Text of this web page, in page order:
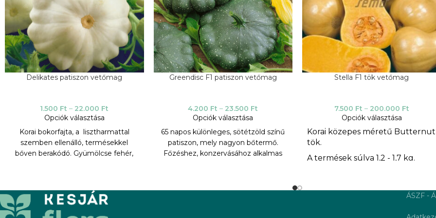
Delikates patiszon vetőmag
1.500 Ft – 22.000 Ft
Opciók választása
Korai bokorfajta, a lisztharmattal
szemben ellenálló, termésekkel
bőven berakódó. Gyümölcse fehér,
TERMESZTÉSI PARAMÉTEREK:
Greendisc F1 patiszon vetőmag
4.200 Ft – 23.500 Ft
Opciók választása
65 napos különleges, sötétzöld színű
patiszon, mely nagyon bőtermő.
Főzéshez, konzervásához alkalmas
Stella F1 tök vetőmag
7.500 Ft – 200.000 Ft
Opciók választása
Korai közepes méretű Butternut
tök.
A termések súlya 1,2 - 1,7 kg.
A Stella tök magas hozamot, és
ÁSZF -